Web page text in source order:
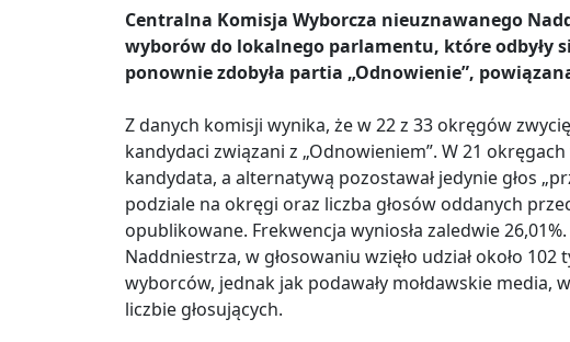
Centralna Komisja Wyborcza nieuznawanego
wyborów do lokalnego parlamentu, które odbyły
ponownie zdobyła partia „Odnowienie”,
Z danych komisji wynika, że w 22 z 33 okręgów
kandydaci związani z „Odnowieniem”. W 21
kandydata, a alternatywą pozostawał jedynie głos
podziale na okręgi oraz liczba głosów oddanych
opublikowane. Frekwencja wyniosła zaledwie
Naddniestrza, w głosowaniu wzięło udział około
wyborców, jednak jak podawały mołdawskie media,
liczbie głosujących.